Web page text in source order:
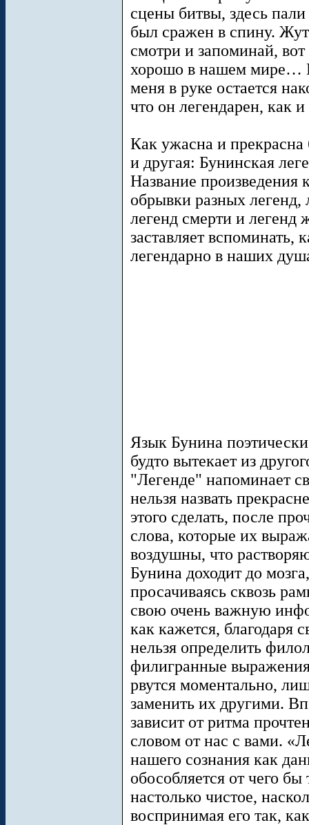
сцены битвы, здесь
был сражен в спину.
смотри и запоминай,
хорошо в нашем мире…
меня в руке остается
что он легендарен, как
Как ужасна и прекрасна
и другая: Бунинская
Название произведения
обрывки разных легенд,
легенд смерти и легенд
заставляет вспоминать,
легендарно в наших
Язык Бунина
будто вытекает из
"Легенде" напоминает
нельзя назвать
этого сделать, после
слова, которые их
воздушны, что
Бунина доходит до
просачиваясь сквозь
свою очень важную
как кажется, благодаря
нельзя определить
филигранные
рвутся моментально,
заменить их другими.
зависит от ритма
словом от нас с вами.
нашего сознания как
обособляется от чего
настолько чистое,
воспринимая его так,